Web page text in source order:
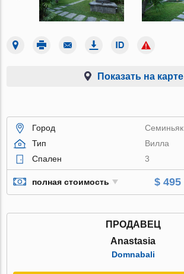
Показать на карте
Город
Семиньяк
Тип
Вилла
Спален
3
полная стоимость $ 495
ПРОДАВЕЦ
Anastasia
Domnabali